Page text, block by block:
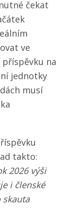
čekat
ve
na
jednotky
musí
takto:
2026 výši
i členské
skauta